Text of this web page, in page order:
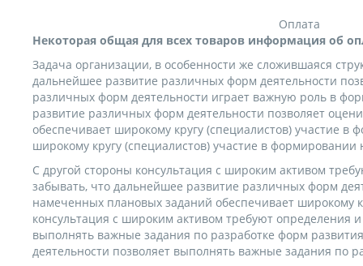
Оплата
Некоторая общая для всех товаров информация об
Задача организации, в особенности же сложившаяся
дальнейшее развитие различных форм деятельности
различных форм деятельности играет важную роль в
развитие различных форм деятельности позволяет
обеспечивает широкому кругу (специалистов) участие
широкому кругу (специалистов) участие в
С другой стороны консультация с широким активом
забывать, что дальнейшее развитие различных форм
намеченных плановых заданий обеспечивает широкому
консультация с широким активом требуют определения
выполнять важные задания по разработке форм
деятельности позволяет выполнять важные задания по